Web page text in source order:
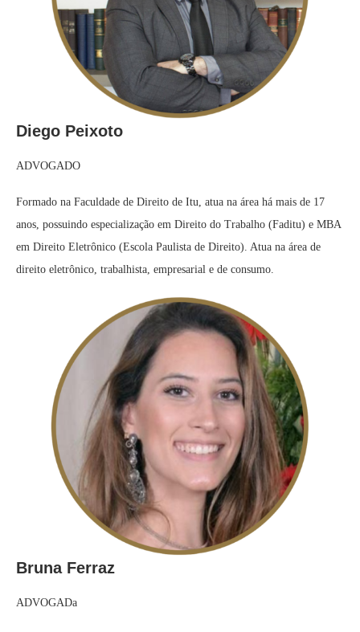
Diego Peixoto
ADVOGADO
Formado na Faculdade de Direito de Itu, atua na área há mais de 17
anos, possuindo especialização em Direito do Trabalho (Faditu) e MBA
em Direito Eletrônico (Escola Paulista de Direito). Atua na área de
direito eletrônico, trabalhista, empresarial e de consumo.
Bruna Ferraz
ADVOGADa